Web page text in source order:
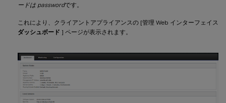
ードは passwordです。
これにより、クライアントアプライアンスの [管理 Web インターフェイス
ダッシュボード ] ページが表示されます。